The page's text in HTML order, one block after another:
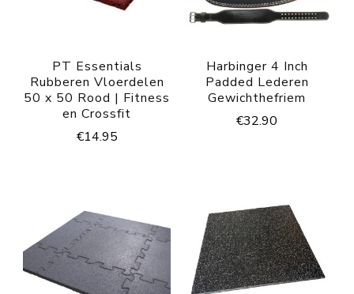
PT Essentials
Rubberen Vloerdelen
50 x 50 Rood | Fitness
en Crossfit
€14.95
Harbinger 4 Inch
Padded Lederen
Gewichthefriem
€32.90